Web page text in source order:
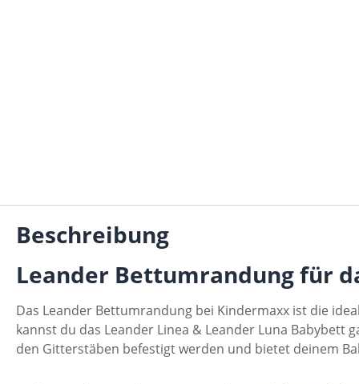
Beschreibung
Leander Bettumrandung für
Das Leander Bettumrandung bei Kindermaxx ist die
kannst du das Leander Linea & Leander Luna
den Gitterstäben befestigt werden und bietet deinem